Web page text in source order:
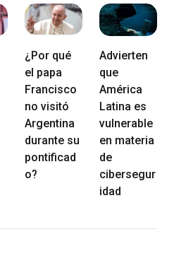
¿Por qué
el papa
Francisco
no visitó
Argentina
durante su
pontificad
o?
Advierten
que
América
Latina es
vulnerable
en materia
de
cibersegur
idad